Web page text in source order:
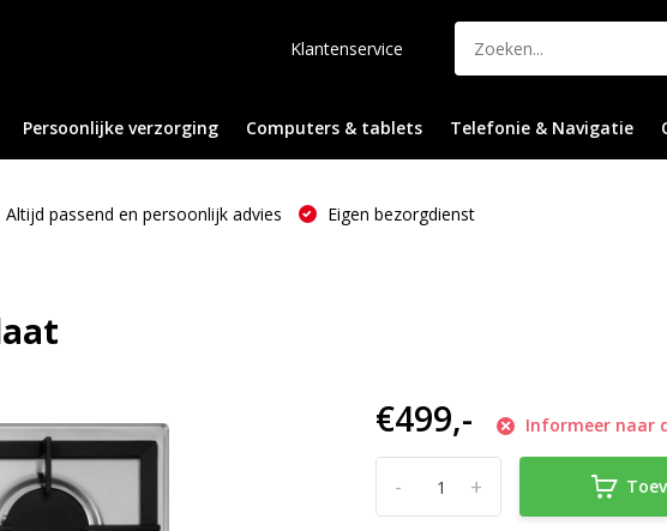
Klantenservice
Persoonlijke verzorging Computers & tablets Telefonie & Navigatie
Altijd passend en persoonlijk advies Eigen bezorgdienst
€499,- Informeer naar
+
-